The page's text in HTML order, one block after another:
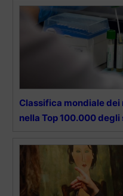
Classifica mondiale
nella Top 100.000